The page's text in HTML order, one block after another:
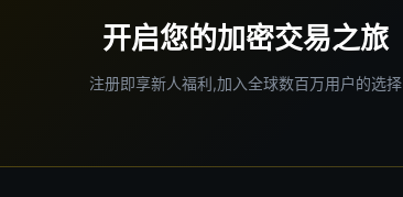
开启您的加密交易之旅
注册即享新人福利,加入全球数百万用户的选择